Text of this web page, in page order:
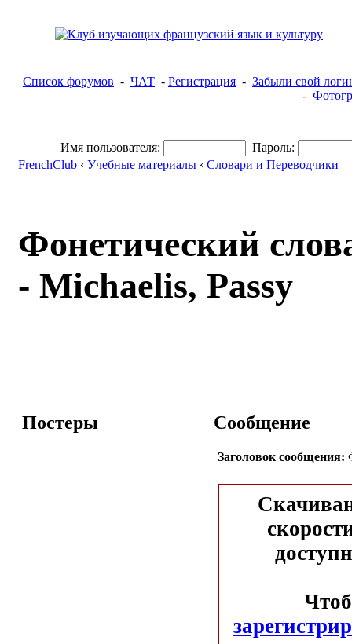
Список форумов - ЧАТ - Регистрация - Забыли свой
-
Имя пользователя:
Пароль:
FrenchClub ‹ Учебные материалы ‹ Словари и Переводчики
Фонетический
- Michaelis, Passy
Постеры Сообщение
Заголовок сообщения: